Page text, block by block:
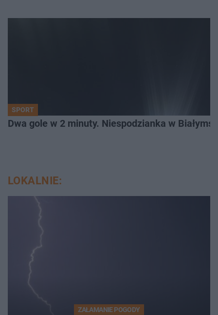
SPORT
Dwa gole w 2 minuty. Niespodzianka w
LOKALNIE:
ZAŁAMANIE POGODY